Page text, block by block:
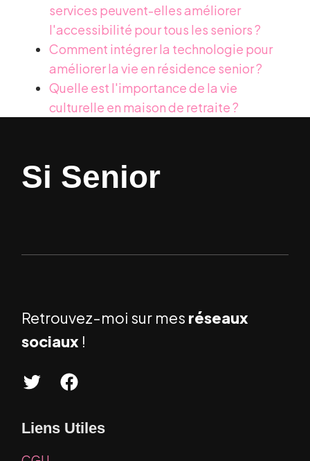
services peuvent-elles améliorer
l'accessibilité pour tous les seniors ?
Comment intégrer la technologie pour
améliorer la vie en résidence senior ?
Quelle est l'importance de la vie
culturelle en maison de retraite ?
Si Senior
Retrouvez-moi sur mes réseaux
sociaux !
i
c
Liens Utiles